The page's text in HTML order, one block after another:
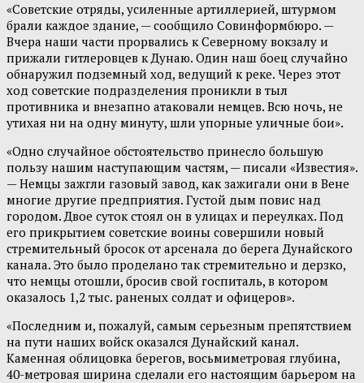
«Советские отряды, усиленные артиллерией, штурмом
брали каждое здание, — сообщило Совинформбюро. —
Вчера наши части прорвались к Северному вокзалу и
прижали гитлеровцев к Дунаю. Один наш боец случайно
обнаружил подземный ход, ведущий к реке. Через этот
ход советские подразделения проникли в тыл
противника и внезапно атаковали немцев. Всю ночь, не
утихая ни на одну минуту, шли упорные уличные бои».
«Одно случайное обстоятельство принесло большую
пользу нашим наступающим частям, — писали «Известия».
— Немцы зажгли газовый завод, как зажигали они в Вене
многие другие предприятия. Густой дым повис над
городом. Двое суток стоял он в улицах и переулках. Под
его прикрытием советские воины совершили новый
стремительный бросок от арсенала до берега Дунайского
канала. Это было проделано так стремительно и дерзко,
что немцы отошли, бросив свой госпиталь, в котором
оказалось 1,2 тыс. раненых солдат и офицеров».
«Последним и, пожалуй, самым серьезным препятствием
на пути наших войск оказался Дунайский канал.
Каменная облицовка берегов, восьмиметровая глубина,
40-метровая ширина сделали его настоящим барьером на